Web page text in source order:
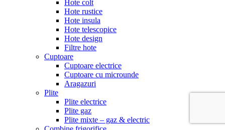
Hote colt
Hote rustice
Hote insula
Hote telescopice
Hote design
Filtre hote
Cuptoare
Cuptoare electrice
Cuptoare cu microunde
Aragazuri
Plite
Plite electrice
Plite gaz
Plite mixte – gaz & electric